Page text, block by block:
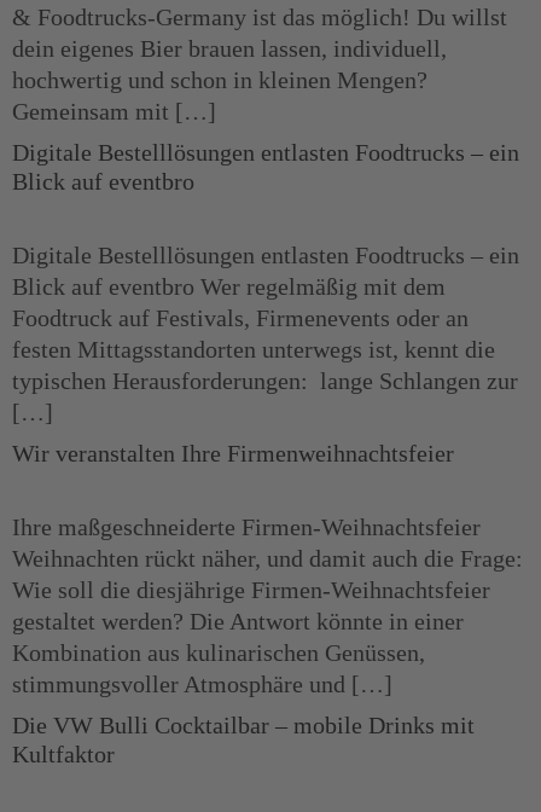
& Foodtrucks-Germany ist das möglich! Du willst
dein eigenes Bier brauen lassen, individuell,
hochwertig und schon in kleinen Mengen?
Gemeinsam mit […]
Digitale Bestelllösungen entlasten Foodtrucks – ein
Blick auf eventbro​
Digitale Bestelllösungen entlasten Foodtrucks – ein
Blick auf eventbro Wer regelmäßig mit dem
Foodtruck auf Festivals, Firmenevents oder an
festen Mittagsstandorten unterwegs ist, kennt die
typischen Herausforderungen: lange Schlangen zur
[…]
Wir veranstalten Ihre Firmenweihnachtsfeier
Ihre maßgeschneiderte Firmen-Weihnachtsfeier
Weihnachten rückt näher, und damit auch die Frage:
Wie soll die diesjährige Firmen-Weihnachtsfeier
gestaltet werden? Die Antwort könnte in einer
Kombination aus kulinarischen Genüssen,
stimmungsvoller Atmosphäre und […]
Die VW Bulli Cocktailbar – mobile Drinks mit
Kultfaktor